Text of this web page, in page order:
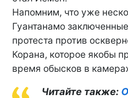
Напомним, что уже
Гуантанамо
протеста против
Корана, которое якобы
время обысков в
Читайте также: